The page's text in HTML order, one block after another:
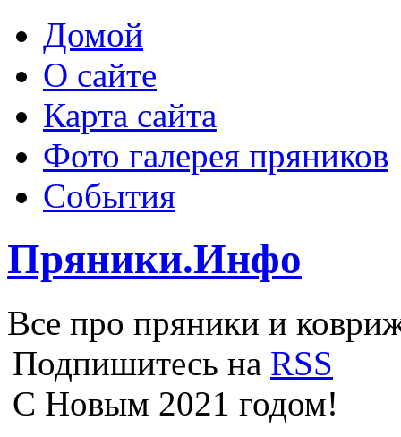
Домой
О сайте
Карта сайта
Фото галерея пряников
События
Пряники.Инфо
Все про пряники и
Подпишитесь на RSS
С Новым 2021 годом!